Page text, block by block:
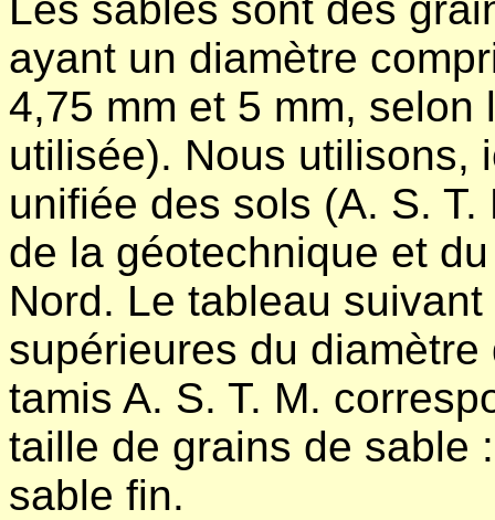
ayant un diamètre
4,75 mm et 5 mm,
utilisée). Nous utilisons,
unifiée des sols (A. S.
de la géotechnique et
Nord. Le tableau
supérieures du
tamis A. S. T. M.
taille de grains de sable
sable fin.